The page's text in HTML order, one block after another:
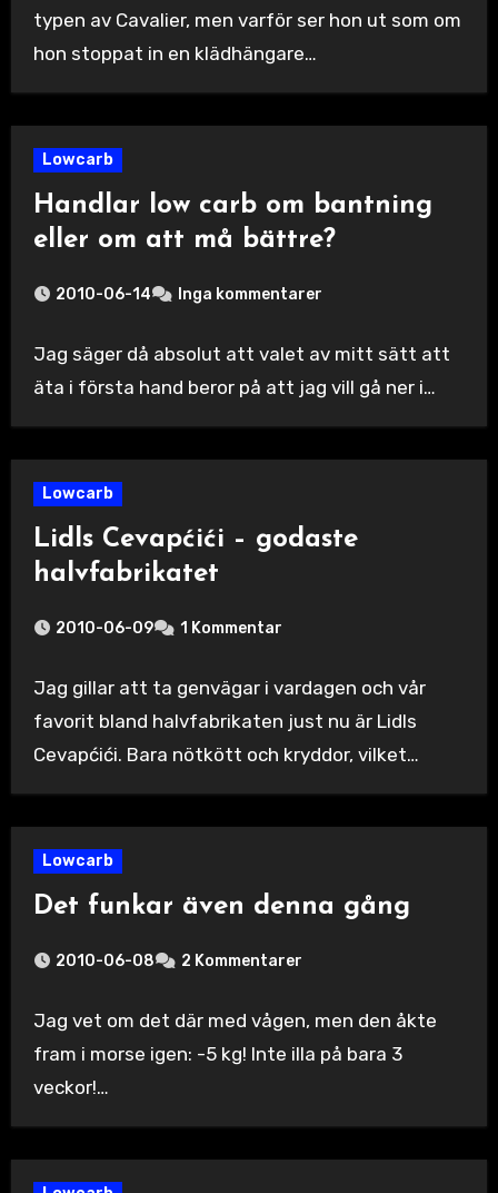
typen av Cavalier, men varför ser hon ut som om
hon stoppat in en klädhängare…
Lowcarb
Handlar low carb om bantning
eller om att må bättre?
2010-06-14 Inga kommentarer
Jag säger då absolut att valet av mitt sätt att
äta i första hand beror på att jag vill gå ner i…
Lowcarb
Lidls Cevapćići – godaste
halvfabrikatet
2010-06-09 1 Kommentar
Jag gillar att ta genvägar i vardagen och vår
favorit bland halvfabrikaten just nu är Lidls
Cevapćići. Bara nötkött och kryddor, vilket…
Lowcarb
Det funkar även denna gång
2010-06-08 2 Kommentarer
Jag vet om det där med vågen, men den åkte
fram i morse igen: -5 kg! Inte illa på bara 3
veckor!…